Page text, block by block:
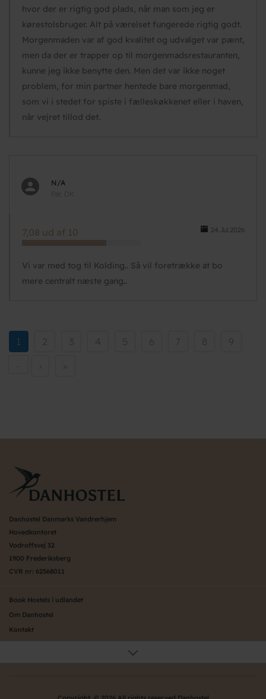
hvor der er rigtig god plads, når man som jeg er
kørestolsbruger. Alt på værelset fungerede rigtig godt.
Morgenmaden var af god kvalitet og udvalget var pænt,
men da der er trapper op til morgenmadsrestauranten,
kunne jeg ikke benytte den. Men det var ikke noget
problem, for min partner hentede bare morgenmad,
som vi i stedet for spiste i fælleskøkkenet eller i haven,
når vejret tillod det.
N/A
Par, DK
24.Jul.2026
7,08 ud af 10
Vi var med tog til Kolding.. Så vil foretrække at bo
mere centralt næste gang..
Pagination
Current
page
1 Side
2 Side
3 Side
4 Side
5 Side
6 Side
7 Side
8 Side
9
…
Danhostel Danmarks Vandrerhjem
Hovedkontoret
Vodroffsvej 32
1900 Frederiksberg
CVR nr: 62568011
Book Hostels i udlandet
Om Danhostel
Kontakt
Organisation (hovedkontor)